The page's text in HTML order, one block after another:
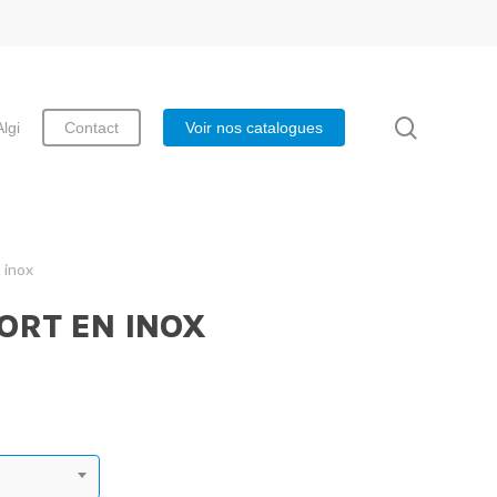
Contact Voir nos catalogues
inox
EN INOX